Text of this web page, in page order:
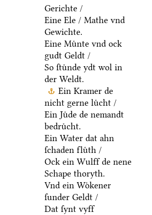
Gerichte /
Eine Ele / Mathe vnd
Gewichte.
Eine Muͤnte vnd ock
gudt Geldt /
So ſtuͤnde ydt wol in
der Weldt.
Ein Kramer de
nicht gerne luͤcht /
Ein Juͤde de nemandt
bedruͤcht.
Ein Water dat ahn
ſchaden fluͤth /
Ock ein Wulff de nene
Schape thoryth.
Vnd ein Woͤkener
ſunder Geldt /
Dat ſynt vyff